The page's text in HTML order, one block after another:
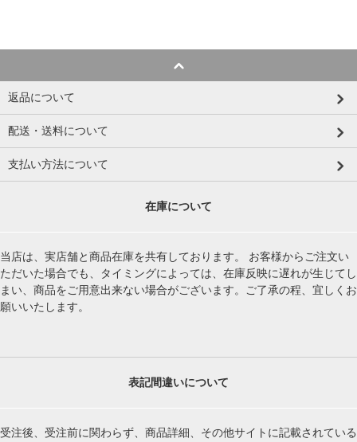
返品について
配送・送料について
支払い方法について
在庫について
当店は、実店舗と商品在庫を共有しております。 お客様からご注文い
ただいた場合でも、タイミングによっては、在庫反映に遅れが生じてし
まい、商品をご用意出来ない場合がございます。ご了承の程、宜しくお
願いいたします。
表記間違いについて
受注後、受注前に関わらず、商品詳細、その他サイトに記載されている